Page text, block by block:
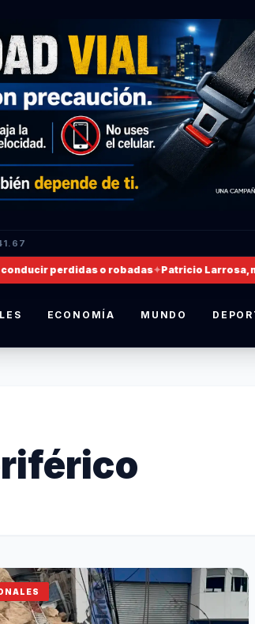
perdidas o robadas✦Patricio Larrosa,
ECONOMÍA MUNDO